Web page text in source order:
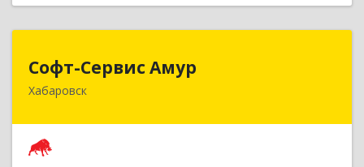
Софт-Сервис Амур
Хабаровск680000, Хабаровский край, Хабаровск г,